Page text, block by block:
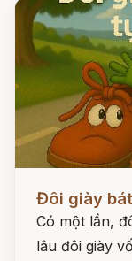
Đôi giày
Có một lần,
lâu đôi giày